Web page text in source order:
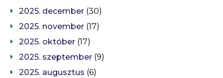
2025. december (30)
2025. november (17)
2025. október (17)
2025. szeptember (9)
2025. augusztus (6)